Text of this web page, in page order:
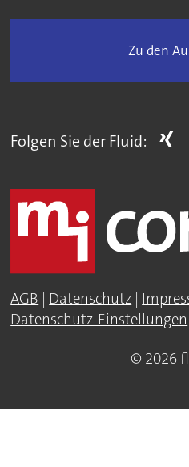
Zu den
Folgen Sie der Fluid:
AGB | Datenschutz |
Datenschutz-Einstellungen
© 2026